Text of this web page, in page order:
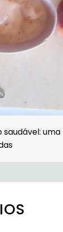
saudável: